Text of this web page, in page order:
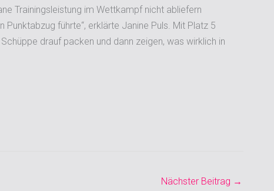
Trainingsleistung im Wettkampf nicht abliefern
führte“, erklärte Janine Puls. Mit Platz 5
drauf packen und dann zeigen, was wirklich in
Nächster Beitrag →